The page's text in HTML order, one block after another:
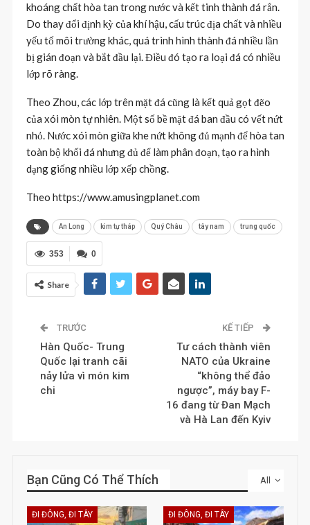
khoáng chất hòa tan trong nước và kết tinh thành đá rắn.
Do thay đổi định kỳ của khí hậu, cấu trúc địa chất và nhiều
yếu tố môi trường khác, quá trình hình thành đá nhiều lần
bị gián đoạn và bắt đầu lại. Điều đó tạo ra loại đá có nhiều
lớp rõ ràng.
Theo Zhou, các lớp trên mặt đá cũng là kết quả gọt đẽo
của xói mòn tự nhiên. Một số bề mặt đá ban đầu có vết nứt
nhỏ. Nước xói mòn giữa khe nứt không đủ mạnh để hòa tan
toàn bộ khối đá nhưng đủ để làm phân đoạn, tạo ra hình
dạng giống nhiều lớp xếp chồng.
Theo https://www.amusingplanet.com
An Long kim tự tháp Quý Châu tây nam trung quốc
0
353
Share
TRƯỚC
Hàn Quốc- Trung
Quốc lại tranh cãi
nảy lửa vì món kim
chi
KẾ TIẾP
Tư cách thành viên
NATO của Ukraine
“không thể đảo
ngược”, máy bay F-
16 đang từ Đan Mạch
và Hà Lan đến Kyiv
All
Bạn Cũng Có Thể Thích
ĐI ĐÔNG, ĐI TÂY ĐI ĐÔNG, ĐI TÂY